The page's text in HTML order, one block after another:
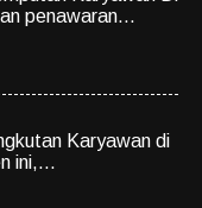
penawaran...
Karyawan di
ini,...